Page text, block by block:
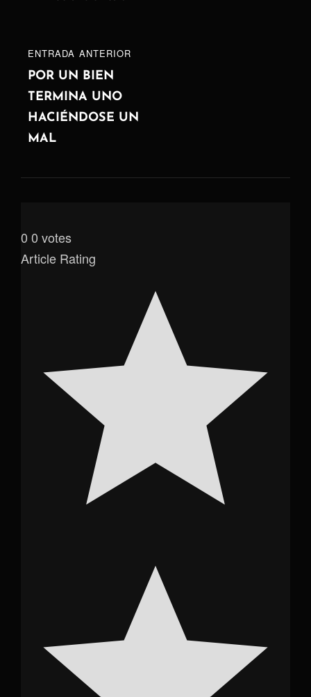
ENTRADA
ANTERIOR
ENTRADA ANTERIOR
POR UN BIEN
TERMINA UNO
HACIÉNDOSE UN
MAL
0 0 votes
Article Rating